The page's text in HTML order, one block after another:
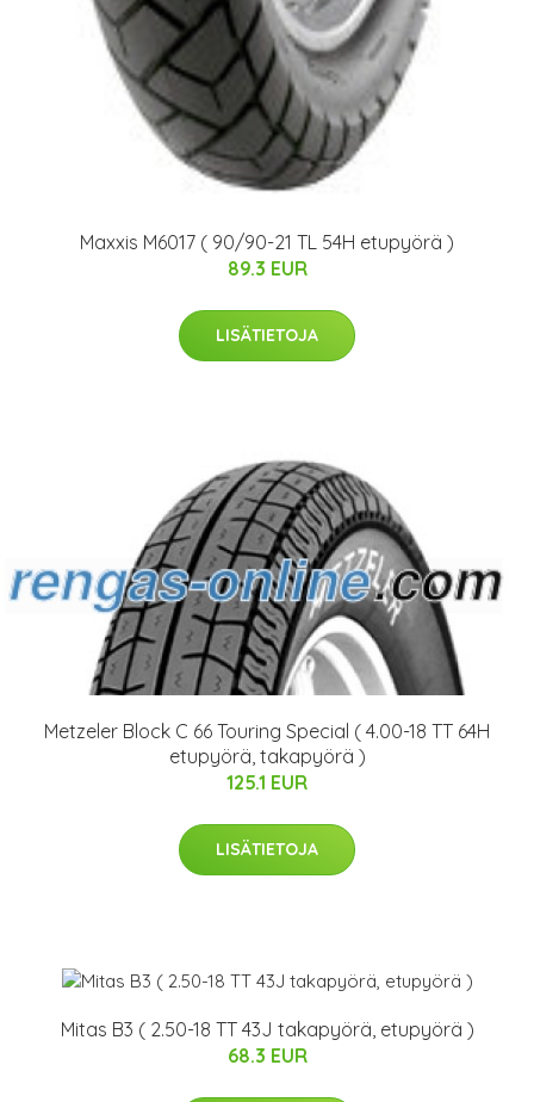
Maxxis M6017 ( 90/90-21 TL 54H etupyörä )
89.3 EUR
LISÄTIETOJA
Metzeler Block C 66 Touring Special ( 4.00-18 TT 64H
etupyörä, takapyörä )
125.1 EUR
LISÄTIETOJA
Mitas B3 ( 2.50-18 TT 43J takapyörä, etupyörä )
68.3 EUR